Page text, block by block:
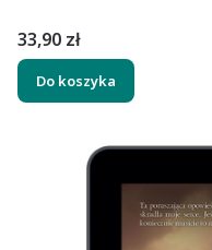
Cena
33,90 zł
Do koszyka